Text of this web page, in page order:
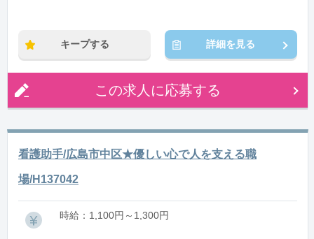
キープする 詳細を見る
この求人に応募する
看護助手/広島市中区★優しい心で人を支える職
場/H137042
時給：1,100円～1,300円